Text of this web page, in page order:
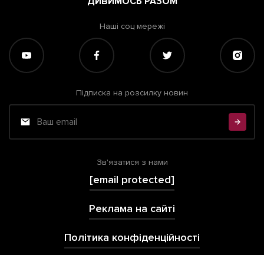
Наші соц мережі
Підписка на розсилку новин
Зв'язатися з нами
[email protected]
Реклама на сайті
Політика конфіденційності